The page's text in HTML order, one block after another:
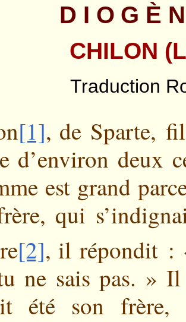
CHILON
Traduction
[1], de Sparte,
d’environ deux
est grand
qui
[2], il répondit :
ne sais pas. »
été son frère,